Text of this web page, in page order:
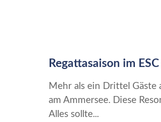
Regattasaison im
Mehr als ein Drittel
am Ammersee. Diese
Alles sollte...